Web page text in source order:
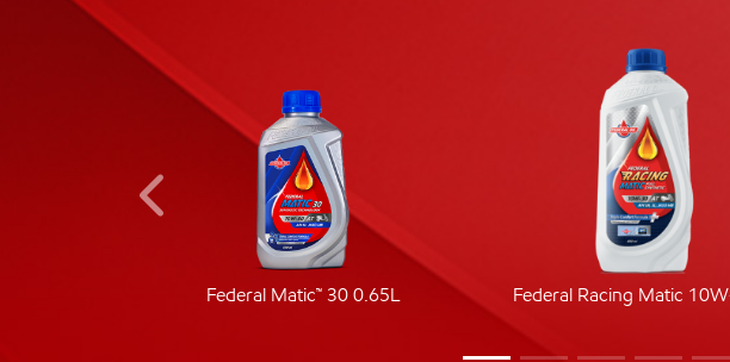
Federal Matic™ 30 0.65L Federal Racing Matic